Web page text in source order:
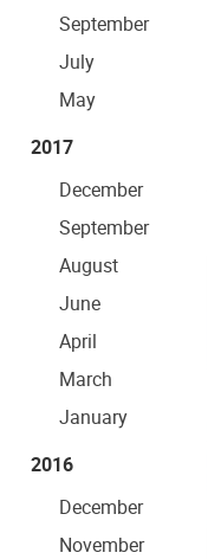
September
July
May
2017
December
September
August
June
April
March
January
2016
December
November